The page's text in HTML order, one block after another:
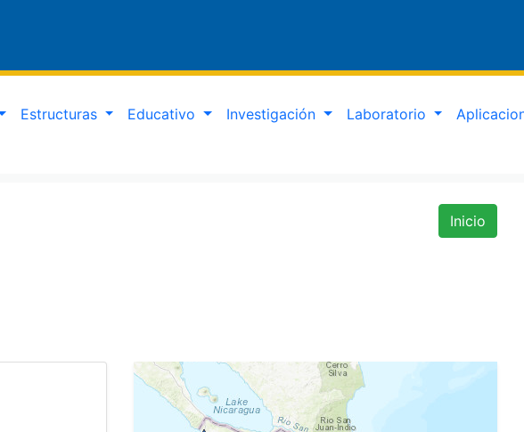
Estructuras Educativo Investigación Laboratorio
Inicio